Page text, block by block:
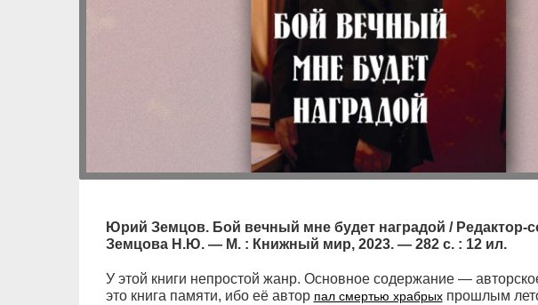
Юрий Земцов. Бой вечный мне будет наградой / Редактор-
Земцова Н.Ю. — М. : Книжный мир, 2023. — 282 с. : 12 ил.
У этой книги непростой жанр. Основное содержание —
это книга памяти, ибо её автор пал смертью храбрыхпрошлым